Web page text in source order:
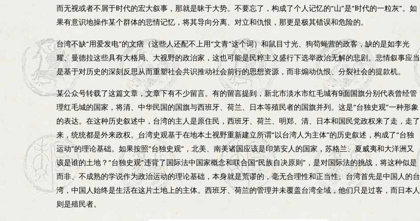
而无视或者不屑于时代的宏大叙事，那就是昧于大势。不要忘了，构成了个人记忆的“山”是“时代的一粒灰”。如
果有意识地操作某个群体的悲情记忆，将其导向分离、对立和仇恨，那更是极其错误和危险的。
台湾不缺“用爱发电”的文痞（这些人还配不上用“文青”这个词）和鼠目寸光、狗苟蝇营的政客，缺的是如李光
耀、曼德拉这些具有大格局、大视野的政治家，这也可能是民粹主义盛行下选举政治无解的悲剧。悲情叙事应当
是基于对历史的深刻反思从而重塑社会共识推动社会前行的思想资源，而非煽动仇恨、分裂社会的提款机。
某公众号转载了这篇文章，文章下有不少留言。有的留言提到，新北市淡水市红毛城有9面国旗分别代表曾经管
理红毛城的国家，将清、中华民国的国旗与西班牙、荷兰、日本等殖民者的国旗并列。这是“台独史观”一种形象
的表达。在这种历史叙述中，台湾的主人是原住民，西班牙、荷兰、明郑、清、日本和国民党政权来了走，走了
来，统统都是外来政权。台湾史观基于在地本土视野重新建立所谓“以台湾人为主体”的历史叙述，构成了“台独
运动”的理论基础。如果按照“台独史观”，北美、南美诸国应该是印第安人的国家，苏格兰、夏威夷和大洋洲又
该是谁的土地？“台独史观”违背了国际法中国家概念和联合国“民族自决原则”，是对国际法的挑战，将这种似是
而非、不成熟的学说作为政治运动的理论基础，本身就是荒谬的，毫无合理性和正当性。台湾首先是中国人的台
湾，中国人始终是生活在这片土地上的主体。西班牙、荷兰的管理并未覆盖台湾全域，他们只是过客，而日本人
则是殖民者。